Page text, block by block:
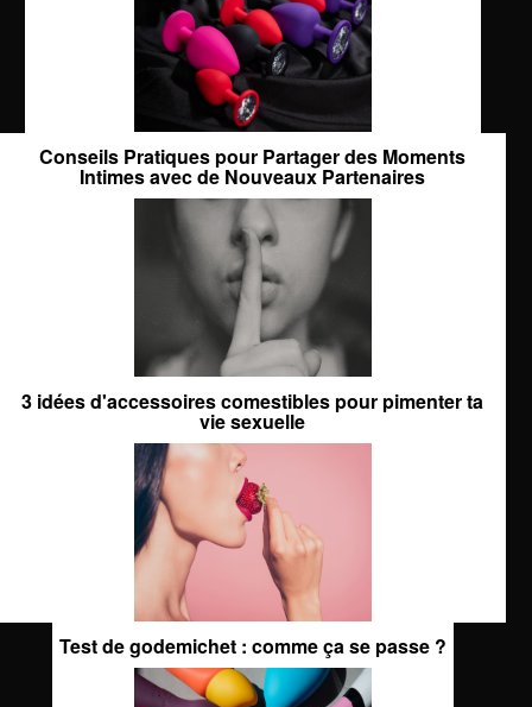
Conseils Pratiques pour Partager des Moments
Intimes avec de Nouveaux Partenaires
3 idées d'accessoires comestibles pour pimenter ta
vie sexuelle
Test de godemichet : comme ça se passe ?